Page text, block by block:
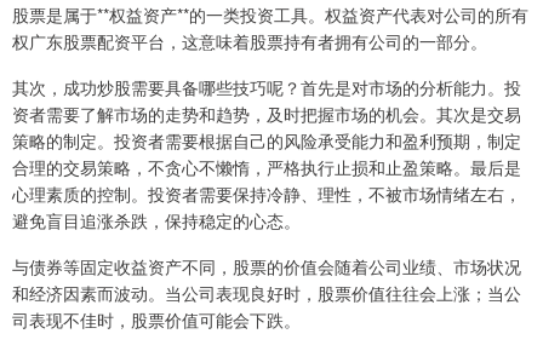
股票是属于**权益资产**的一类投资工具。权益资产代表对公司的所有
权广东股票配资平台，这意味着股票持有者拥有公司的一部分。
其次，成功炒股需要具备哪些技巧呢？首先是对市场的分析能力。投
资者需要了解市场的走势和趋势，及时把握市场的机会。其次是交易
策略的制定。投资者需要根据自己的风险承受能力和盈利预期，制定
合理的交易策略，不贪心不懒惰，严格执行止损和止盈策略。最后是
心理素质的控制。投资者需要保持冷静、理性，不被市场情绪左右，
避免盲目追涨杀跌，保持稳定的心态。
与债券等固定收益资产不同，股票的价值会随着公司业绩、市场状况
和经济因素而波动。当公司表现良好时，股票价值往往会上涨；当公
司表现不佳时，股票价值可能会下跌。